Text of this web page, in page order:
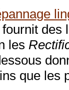
les
que les